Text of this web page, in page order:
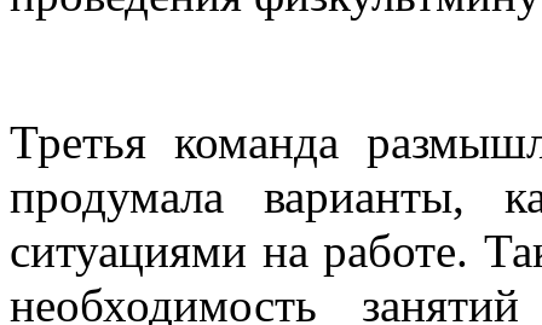
Третья команда
продумала варианты,
ситуациями на работе.
необходимость